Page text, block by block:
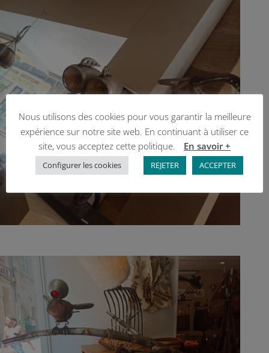
Nous utilisons des cookies pour vous garantir la meilleure
expérience sur notre site web. En continuant à utiliser ce
site, vous acceptez cette politique.
En savoir +
Configurer les cookies REJETER ACCEPTER